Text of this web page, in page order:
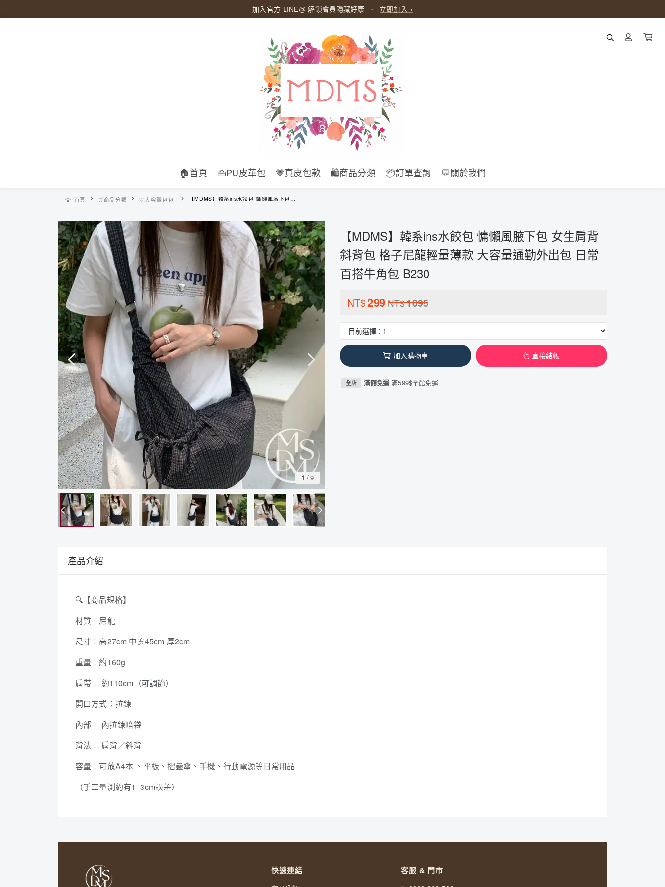
加入官方 LINE@ 解鎖會員隱藏好康 ・ 立即加入 ›
🏠首頁 👜PU皮革包 🤎真皮包款 🛍️商品分類 📦訂單查詢 💬關於我們
首頁 🛒商品分類 🤍大容量包包 【MDMS】韓系ins水餃包 慵懶風腋下包 女生肩背斜背包 格子尼龍輕量薄款 大容量通勤外出包 日常百搭牛角包 B230
1 /9
【MDMS】韓系ins水餃包 慵懶風腋下包 女生肩背
斜背包 格子尼龍輕量薄款 大容量通勤外出包 日常
百搭牛角包 B230
NT$299 NT$1095
加入購物車 直接結帳
全店 滿額免運滿599$全館免運
產品介紹
🔍 【商品規格】
材質：尼龍
尺寸：高27cm 中寬45cm 厚2cm
重量：約160g
肩帶： 約110cm（可調節）
開口方式：拉鍊
內部： 內拉鍊暗袋
背法： 肩背／斜背
容量：可放A4本 、平板、摺疊傘、手機、行動電源等日常用品
（手工量測約有1–3cm誤差）
快速連結 客服 & 門市